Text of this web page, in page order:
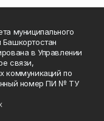
муниципального
в Управлении
связи,
коммуникаций по
номер ПИ № ТУ